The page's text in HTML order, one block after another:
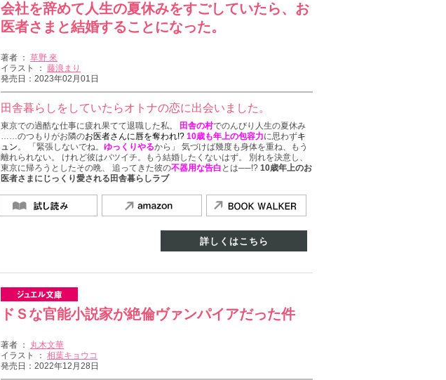
会社を辞めて人生の夏休みをすごしていたら、お
医者さまと結婚することになった。
著者 ： 草野 來
イラスト ： 藤浪まり
発売日：2023年02月01日
田舎暮らしをしていたらオトナの恋に出会いました。
東京での過酷な仕事に疲れ果てて退職した私。 田舎の村でのんびり人生の夏休み
……のつもりがお隣のお医者さんに唇を奪われ!? 10歳も年上の包容力に思わずキ
ュン。 「緊張しないでね。 ゆっくりやるから」 気づけば幾度も身体を重ね、もう
離れられない。 けれど彼はバツイチ。もう結婚したくないはず。 別れを決意し、
東京に帰ろうとしたその晩、 追ってきた彼の不器用な告白 とは──!? 10歳年上のお
医者さまにじっくり愛される田舎暮らしラブ
詳しくはこちら
ドＳな官能小説家が絶倫ヴァンパイアだった件
著者 ： 丸木文華
イラスト ： 相葉キョウコ
発売日：2022年12月28日